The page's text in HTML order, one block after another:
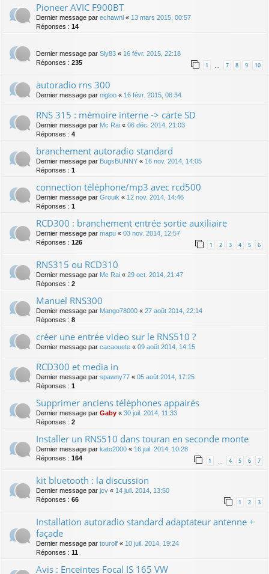
Pioneer AVIC F900BT
Dernier message par echawni « 13 mars 2015, 00:57
Réponses : 14
Dernier message par Sly83 « 16 févr. 2015, 22:18
Réponses : 235 1 … 7 8 9 10
autoradio rns 300
Dernier message par nigloo « 16 févr. 2015, 08:34
RNS 315 : mémoire interne -> carte SD
Dernier message par Mc Rai « 06 déc. 2014, 21:03
Réponses : 4
branchement autoradio standard
Dernier message par BugsBUNNY « 16 nov. 2014, 14:05
Réponses : 1
connection téléphone/mp3 avec rcd500
Dernier message par Grouik « 12 nov. 2014, 14:46
Réponses : 1
RCD300 : branchement entrée sortie auxiliaire
Dernier message par mapu « 03 nov. 2014, 12:57
Réponses : 126 1 2 3 4 5 6
RNS315 ou RCD310
Dernier message par Mc Rai « 29 oct. 2014, 21:47
Réponses : 2
Manuel RNS300
Dernier message par Mango78000 « 27 août 2014, 22:14
Réponses : 8
créer une entrée video sur le RNS510 ?
Dernier message par cacaouete « 09 août 2014, 14:15
RCD300 et media in
Dernier message par spawny77 « 05 août 2014, 17:25
Réponses : 1
Supprimer anciens téléphones appairés
Dernier message par Gaby « 30 juil. 2014, 11:33
Réponses : 2
Installer un RNS510 dans touran en seconde monte
Dernier message par kato2000 « 16 juil. 2014, 10:28
Réponses : 164 1 … 4 5 6 7
kit bluetooth : la discussion
Dernier message par jcv « 14 juil. 2014, 13:50
Réponses : 66 1 2 3
Installation autoradio standard adaptateur antenne +
façade
Dernier message par tourolf « 10 juil. 2014, 19:24
Réponses : 11
Avis : Enceintes Focal IS 165 VW